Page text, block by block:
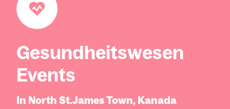
Gesundheitswesen
Events
In North St.james Town, Kanada